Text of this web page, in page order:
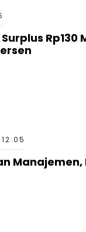
Rp130
Manajemen,